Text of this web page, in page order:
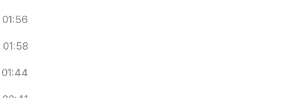
01:56
01:58
01:44